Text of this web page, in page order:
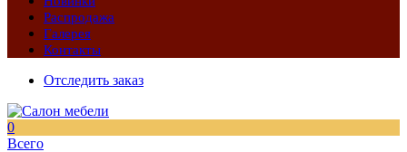
Распродажа
Галерея
Контакты
Отследить заказ
0
Всего